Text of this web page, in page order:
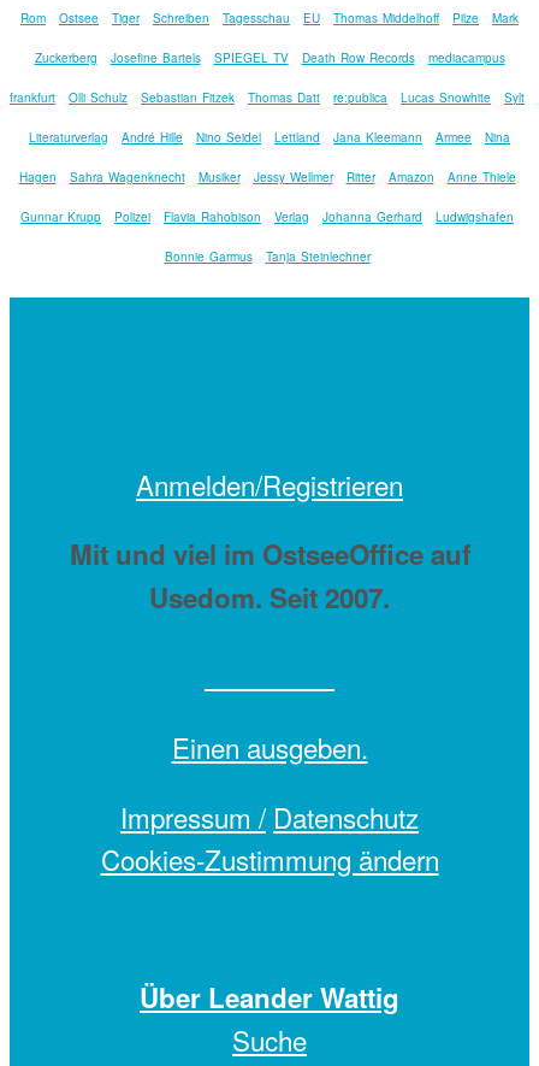
Rom Ostsee Tiger Schreiben Tagesschau EU Thomas Middelhoff Pilze Mark
Zuckerberg Josefine Bartels SPIEGEL TV Death Row Records mediacampus
frankfurt Olli Schulz Sebastian Fitzek Thomas Datt re:publica Lucas Snowhite Sylt
Literaturverlag André Hille Nino Seidel Lettland Jana Kleemann Armee Nina
Hagen Sahra Wagenknecht Musiker Jessy Wellmer Ritter Amazon Anne Thiele
Gunnar Krupp Polizei Flavia Rahobison Verlag Johanna Gerhard Ludwigshafen
Bonnie Garmus Tanja Steinlechner
Anmelden/Registrieren
Mit und viel im OstseeOffice auf
Usedom. Seit 2007.
Einen ausgeben.
Impressum / Datenschutz
Cookies-Zustimmung ändern
Über Leander Wattig
Suche